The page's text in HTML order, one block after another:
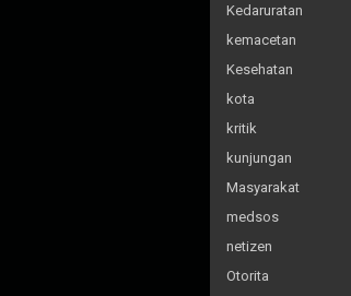
Kedaruratan
kemacetan
Kesehatan
kota
kritik
kunjungan
Masyarakat
medsos
netizen
Otorita